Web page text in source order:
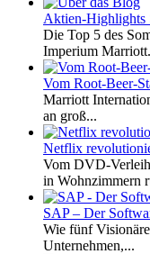
Aktien-Highlights
Die Top 5 des
Imperium
Vom Root-Beer-
Marriott
an groß...
Netflix
Vom DVD-
in Wohnzimmern
SAP – Der
Wie fünf
Unternehmen,...